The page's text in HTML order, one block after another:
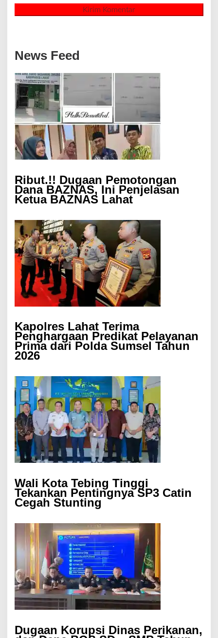
News Feed
Ribut.!! Dugaan Pemotongan
Dana BAZNAS, Ini Penjelasan
Ketua BAZNAS Lahat
Kapolres Lahat Terima
Penghargaan Predikat Pelayanan
Prima dari Polda Sumsel Tahun
2026
Wali Kota Tebing Tinggi
Tekankan Pentingnya SP3 Catin
Cegah Stunting
Dugaan Korupsi Dinas Perikanan,